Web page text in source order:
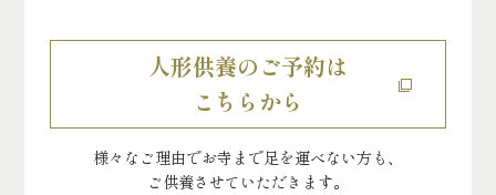
人形供養のご予約は
こちらから
様々なご理由でお寺まで足を運べない方も、
ご供養させていただきます。